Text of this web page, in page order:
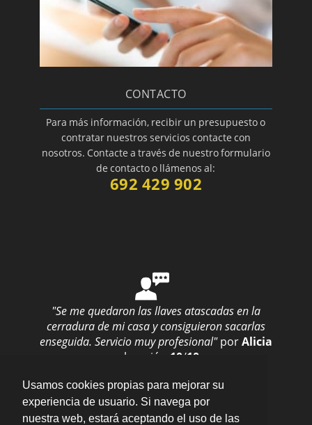
Usamos cookies propias para mejorar su
experiencia de usuario. Si navega por
nuestra web, estará aceptando el uso de las
CONTACTO
Para más información, recibir un presupuesto o
contratar nuestros servicios contacte con
nosotros. Contacte a través de nuestro formulario
de contacto o llámenos al:
692 429 902
"Se me quedaron las llaves atascadas en la
cerradura de mi casa y consiguieron sacarlas
enseguida. Servicio muy profesional" porAlicia
valoración 10/10